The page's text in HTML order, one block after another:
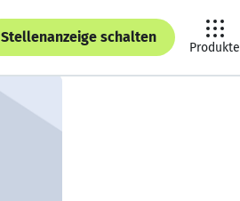
Stellenanzeige schalten
Produkte